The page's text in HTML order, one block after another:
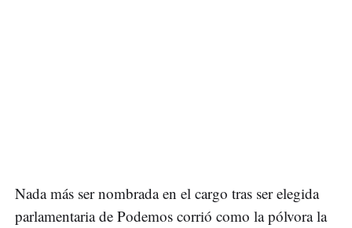
Nada más ser nombrada en el cargo tras ser elegida
parlamentaria de Podemos corrió como la pólvora la